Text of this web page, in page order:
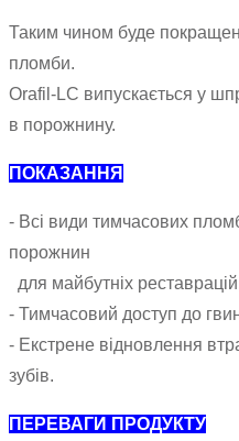
Таким чином буде
пломби.
Orafil-LC випускається у
в порожнину.
ПОКАЗАННЯ
- Всі види тимчасових
порожнин
для майбутніх
- Тимчасовий доступ до
- Екстрене відновлення
зубів.
ПЕРЕВАГИ ПРОДУКТУ